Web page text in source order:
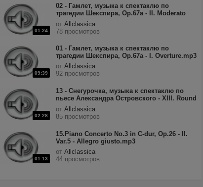
01:24
02 - Гамлет, музыка к спектаклю по
трагедии Шекспира, Op.67a - II. Moderato
assai.mp3
отAllclassica
78 просмотров
09:39
01 - Гамлет, музыка к спектаклю по
трагедии Шекспира, Op.67a - I. Overture.mp3
отAllclassica
92 просмотров
02:28
13 - Снегурочка, музыка к спектаклю по
пьесе Александра Островского - XIII. Round
Of The Young Maidens.mp3
отAllclassica
85 просмотров
01:13
15.Piano Concerto No.3 in C-dur, Op.26 - II.
Var.5 - Allegro giusto.mp3
отAllclassica
44 просмотров